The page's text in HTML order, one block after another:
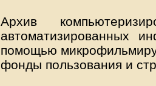
Архив
автоматизированных
помощью
фонды пользования и